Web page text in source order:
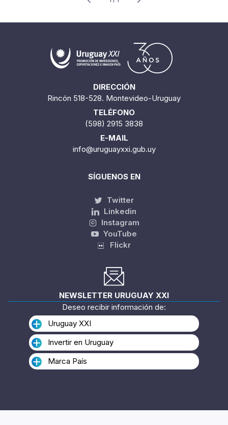
DIRECCIÓN
Rincón 518-528. Montevideo-Uruguay
TELÉFONO
(598) 2915 3838
E-MAIL
info@uruguayxxi.gub.uy
SÍGUENOS EN
Twitter
Linkedin
Instagram
YouTube
Flickr
NEWSLETTER URUGUAY XXI
Deseo recibir información de:
Uruguay XXI
Invertir en Uruguay
Marca País